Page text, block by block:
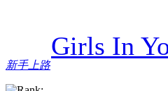
新手上路
Girls In